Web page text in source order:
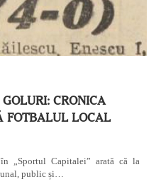
CRONICA
FOTBALUL LOCAL
„Sportul Capitalei” arată că la
public și…